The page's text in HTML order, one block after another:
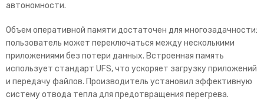
автономности.
Объем оперативной памяти достаточен для многозадачности:
пользователь может переключаться между несколькими
приложениями без потери данных. Встроенная память
использует стандарт UFS, что ускоряет загрузку приложений
и передачу файлов. Производитель установил эффективную
систему отвода тепла для предотвращения перегрева.